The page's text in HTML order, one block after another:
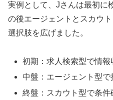
実例として、Jさんは最初に
の後エージェントとスカウ
選択肢を広げました。
初期：求人検索型で情報
中盤：エージェント型で
終盤：スカウト型で条件